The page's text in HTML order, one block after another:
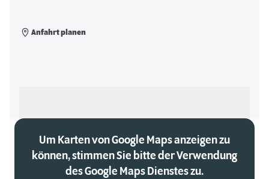
Anfahrt planen
Um Karten von Google Maps anzeigen zu
können, stimmen Sie bitte der Verwendung
des Google Maps Dienstes zu.